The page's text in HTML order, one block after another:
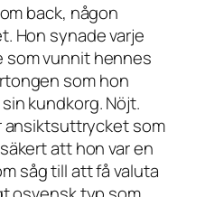
back, någon
Hon synade varje
som vunnit hennes
som hon
kundkorg. Nöjt.
ansiktsuttrycket som
att hon var en
såg till att få valuta